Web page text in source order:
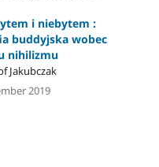
i niebytem :
buddyjska wobec
nihilizmu
Jakubczak
2019